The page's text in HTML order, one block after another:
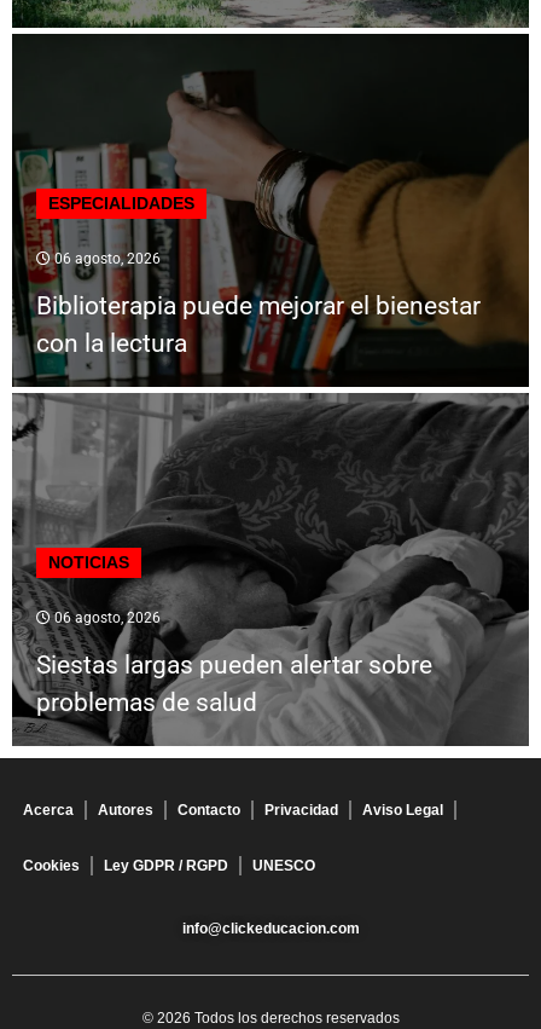
ESPECIALIDADES
06 agosto, 2026
Biblioterapia puede mejorar el bienestar
con la lectura
NOTICIAS
06 agosto, 2026
Siestas largas pueden alertar sobre
problemas de salud
Acerca Autores Contacto Privacidad Aviso Legal
Cookies Ley GDPR / RGPD UNESCO
info@clickeducacion.com
© 2026 Todos los derechos reservados